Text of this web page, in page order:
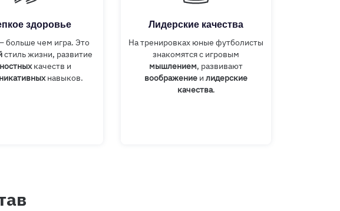
здоровье
больше чем игра. Это
стиль жизни, развитие
качеств и
навыков.
Лидерские качества
На тренировках юные футболисты
знакомятся с игровым
мышлением, развивают
воображение и лидерские
качества.